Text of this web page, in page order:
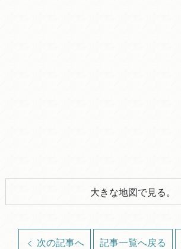
大きな地図で見る。
次の記事へ 記事一覧へ戻る